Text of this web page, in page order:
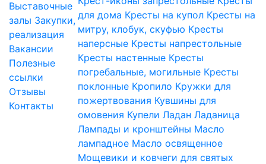
Выставочные
залы Закупки,
реализация
Вакансии
Полезные
ссылки
Отзывы
Контакты
для дома Кресты на купол Кресты на
митру, клобук, скуфью Кресты
наперсные Кресты напрестольные
Кресты настенные Кресты
погребальные, могильные Кресты
поклонные Кропило Кружки для
пожертвования Кувшины для
омовения Купели Ладан Ладаница
Лампады и кронштейны Масло
лампадное Масло освященное
Мощевики и ковчеги для святых